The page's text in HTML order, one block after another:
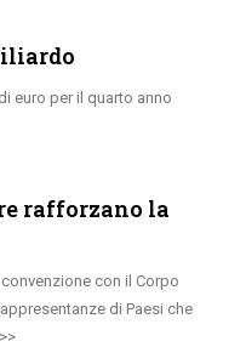
euro per il quarto anno
rafforzano la
con il Corpo
di Paesi che